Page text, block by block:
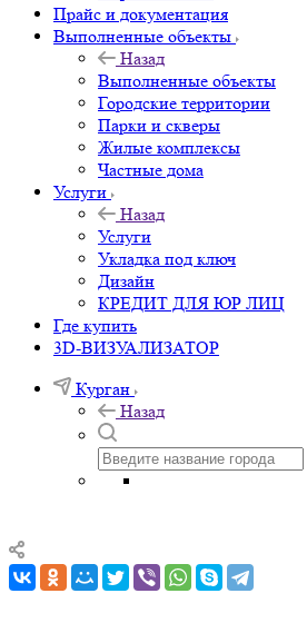
Прайс и документация
Выполненные объекты
Назад
Выполненные объекты
Городские территории
Парки и скверы
Жилые комплексы
Частные дома
Услуги
Назад
Услуги
Укладка под ключ
Дизайн
КРЕДИТ ДЛЯ ЮР ЛИЦ
Где купить
3D-ВИЗУАЛИЗАТОР
Курган
Назад